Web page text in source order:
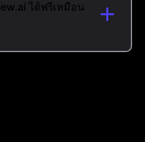
ได้ฟรีเหมือน